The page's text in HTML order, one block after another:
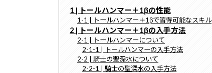
1 | トールハンマー＋1βの性能
1-1 | トールハンマー＋1βで習得可能なスキル
2 | トールハンマー＋1βの入手方法
2-1 | トールハンマーについて
2-1-1 | トールハンマーの入手方法
2-2 | 騎士の聖深水について
2-2-1 | 騎士の聖深水の入手方法